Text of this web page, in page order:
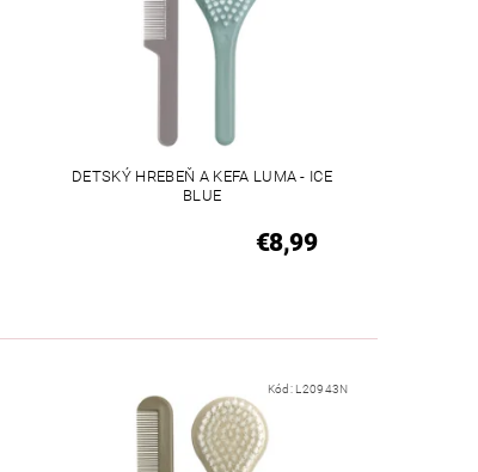
DETSKÝ HREBEŇ A KEFA LUMA - ICE
BLUE
€8,99
Kód: L20943N